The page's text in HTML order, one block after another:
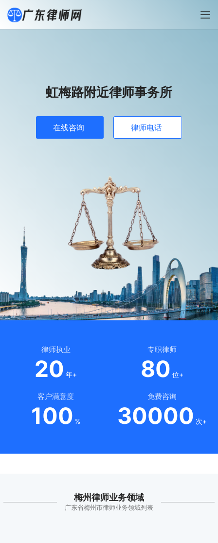
虹梅路附近律师事务所
在线咨询 律师电话
律师执业
20 年+
专职律师
80 位+
客户满意度
100 %
免费咨询
30000 次+
梅州律师业务领域
广东省梅州市律师业务领域列表